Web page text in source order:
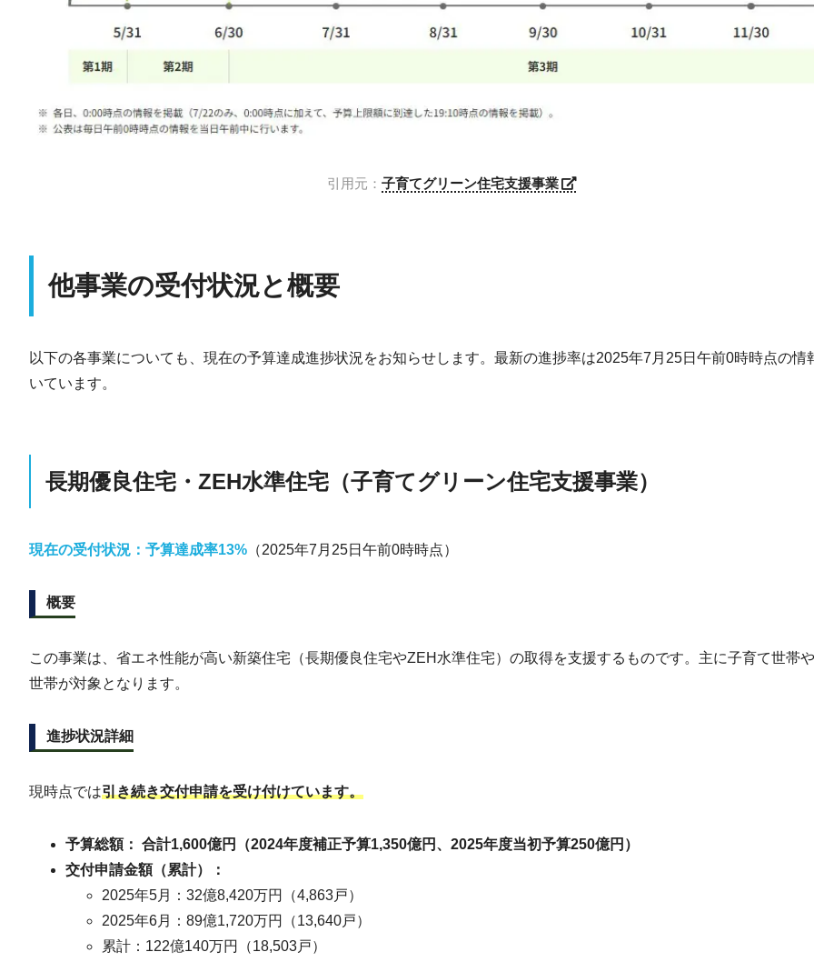
引用元： 子育てグリーン住宅支援事業
他事業の受付状況と概要
以下の各事業についても、現在の予算達成進捗状況をお知らせします。最新の進捗率は2025年7月25日午前0時時点の情
いています。
長期優良住宅・ZEH水準住宅（子育てグリーン住宅支援事業）
現在の受付状況：予算達成率13% （2025年7月25日午前0時時点）
概要
この事業は、省エネ性能が高い新築住宅（長期優良住宅やZEH水準住宅）の取得を支援するものです。主に子育て世帯
世帯が対象となります。
進捗状況詳細
現時点では引き続き交付申請を受け付けています。
予算総額： 合計1,600億円（2024年度補正予算1,350億円、2025年度当初予算250億円）
交付申請金額（累計）：
2025年5月：32億8,420万円（4,863戸）
2025年6月：89億1,720万円（13,640戸）
累計：122億140万円（18,503戸）